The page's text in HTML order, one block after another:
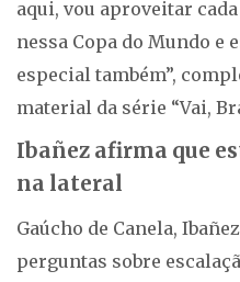
aqui, vou aproveitar
nessa Copa do Mundo e
especial também”,
material da série “Vai,
Ibañez afirma que
na lateral
Gaúcho de Canela,
perguntas sobre